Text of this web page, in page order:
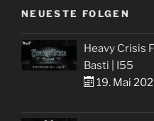
NEUESTE FOLGEN
Heavy Crisis
Basti | I55
19. Mai